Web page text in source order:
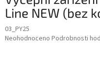
Line NEW (bez
03_PY25
Průměrné
Neohodnoceno Podrobnosti